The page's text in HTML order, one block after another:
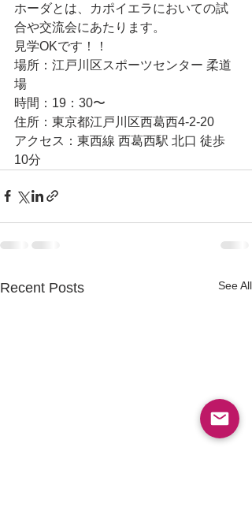
ホーダとは、カポイエラにおいての試
合や交流会にあたります。
見学OKです！！
場所：江戸川区スポーツセンター 柔道
場
時間：19：30〜
住所：東京都江戸川区西葛西4-2-20
アクセス：東西線 西葛西駅 北口 徒歩
10分
Recent Posts See All